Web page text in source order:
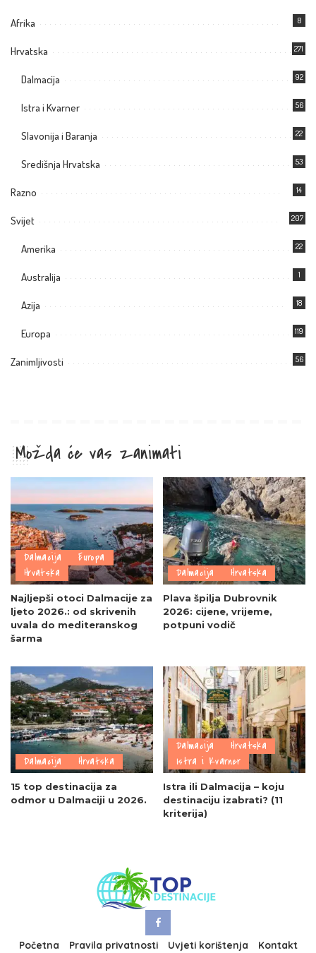
Afrika 8
Hrvatska 271
Dalmacija 92
Istra i Kvarner 56
Slavonija i Baranja 22
Središnja Hrvatska 53
Razno 14
Svijet 207
Amerika 22
Australija 1
Azija 18
Europa 119
Zanimljivosti 56
Možda će vas zanimati
Dalmacija
Europa
Hrvatska
Najljepši otoci Dalmacije za
ljeto 2026.: od skrivenih
uvala do mediteranskog
šarma
Dalmacija Hrvatska
Plava špilja Dubrovnik
2026: cijene, vrijeme,
potpuni vodič
Dalmacija Hrvatska
15 top destinacija za
odmor u Dalmaciji u 2026.
Dalmacija
Hrvatska
Istra i Kvarner
Istra ili Dalmacija – koju
destinaciju izabrati? (11
kriterija)
Početna Pravila privatnosti Uvjeti korištenja Kontakt